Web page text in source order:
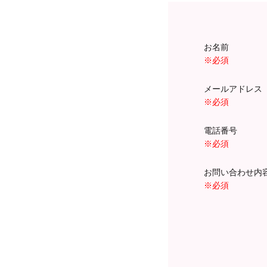
お名前
※必須
メールアドレ
※必須
電話番号
※必須
お問い合わせ
※必須